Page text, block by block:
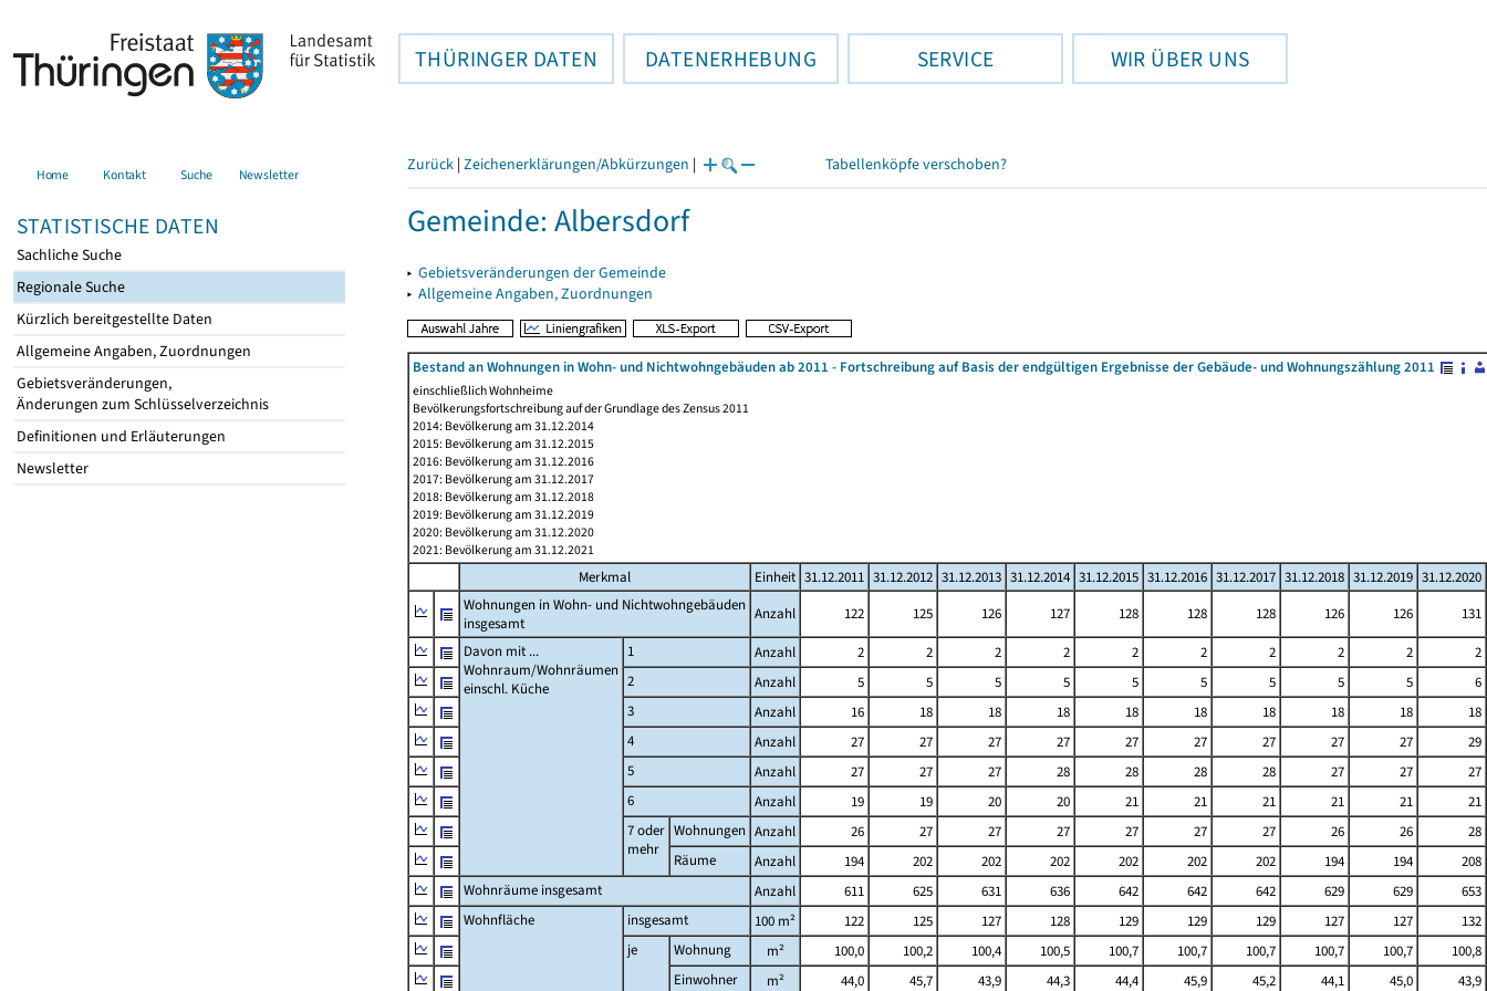
THÜRINGER DATEN DATENERHEBUNG SERVICE WIR ÜBER UNS
Home Kontakt Suche Newsletter
STATISTISCHE DATEN
Sachliche Suche
Regionale Suche
Kürzlich bereitgestellte Daten
Allgemeine Angaben, Zuordnungen
Gebietsveränderungen,
Änderungen zum Schlüsselverzeichnis
Definitionen und Erläuterungen
Newsletter
Zurück | Zeichenerklärungen/Abkürzungen | Tabellenköpfe verschoben?
Gemeinde: Albersdorf
▸ Gebietsveränderungen der Gemeinde
▸ Allgemeine Angaben, Zuordnungen
Bestand an Wohnungen in Wohn- und Nichtwohngebäuden ab 2011 - Fortschreibung auf Basis der endgültigen Ergebnisse der Gebäude- und Wohnungszählung 2011
einschließlich Wohnheime
Bevölkerungsfortschreibung auf der Grundlage des Zensus 2011
2014: Bevölkerung am 31.12.2014
2015: Bevölkerung am 31.12.2015
2016: Bevölkerung am 31.12.2016
2017: Bevölkerung am 31.12.2017
2018: Bevölkerung am 31.12.2018
2019: Bevölkerung am 31.12.2019
2020: Bevölkerung am 31.12.2020
2021: Bevölkerung am 31.12.2021
Merkmal Einheit 31.12.2011 31.12.2012 31.12.2013 31.12.2014 31.12.2015 31.12.2016 31.12.2017 31.12.2018 31.12.2019 31.12.2020
Wohnungen in Wohn- und Nichtwohngebäuden
insgesamt
Anzahl 122 125 126 127 128 128 128 126 126
131
Davon mit ...
Wohnraum/Wohnräumen
einschl. Küche
1 Anzahl 2 2 2 2 2 2 2 2 2
2
2
Anzahl 5 5 5 5 5 5 5 5 5
6
3
Anzahl 16 18 18 18 18 18 18 18 18
18
4
Anzahl 27 27 27 27 27 27 27 27 27
29
5
Anzahl 27 27 27 28 28 28 28 27 27
27
6
Anzahl 19 19 20 20 21 21 21 21 21
21
7 oder
mehr
Wohnungen Anzahl 26 27 27 27 27 27 27 26 26
28
Räume
Anzahl 194 202 202 202 202 202 202 194 194
208
Wohnräume insgesamt
Anzahl 611 625 631 636 642 642 642 629 629
653
Wohnfläche
insgesamt 100 m² 122 125 127 128 129 129 129 127 127
132
je
Wohnung m² 100,0 100,2 100,4 100,5 100,7 100,7 100,7 100,7 100,7
100,8
Einwohner
m² 44,0 45,7 43,9 44,3 44,4 45,9 45,2 44,1 45,0 43,9